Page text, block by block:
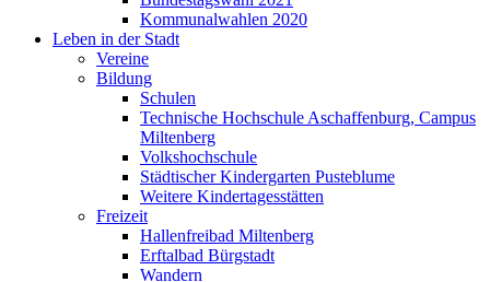
Kommunalwahlen 2020
Leben in der Stadt
Vereine
Bildung
Schulen
Technische Hochschule Aschaffenburg, Campus
Miltenberg
Volkshochschule
Städtischer Kindergarten Pusteblume
Weitere Kindertagesstätten
Freizeit
Hallenfreibad Miltenberg
Erftalbad Bürgstadt
Wandern